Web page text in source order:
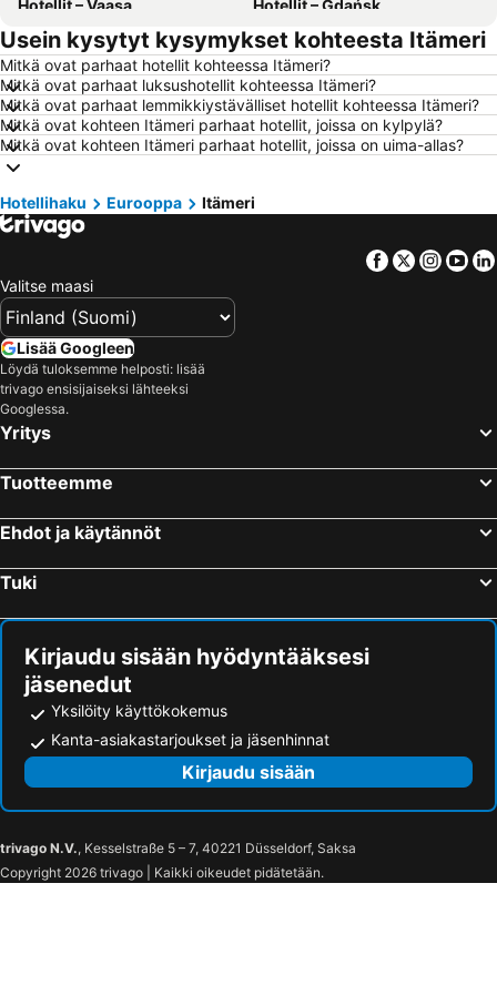
Hotellit – Vaasa
Hotellit – Gdańsk
Hotellit – Rovaniemi
Hotellit – Alanya
Hotellit – Savonlinna
Hotellit – Hämeenlinna
Hotellit – Vantaa
Hotellit – Pariisi
Hotellit – Rooma
Hotellit – Berliini
Hotellit – Kalajoki
Hotellit – Malta
Hotellit – Teneriffa
Hotellit – Aurinkorannikko
Hotellit – Koh Samui
Hotellit – Koh Lanta
Hotellit – Lofoten
Hotellit – Espanja
Hotellit – Malta
Hotellit – Kos Saari
Usein kysytyt kysymykset kohteesta Itämeri
Mitkä ovat parhaat hotellit kohteessa Itämeri?
Mitkä ovat parhaat luksushotellit kohteessa Itämeri?
Mitkä ovat parhaat lemmikkiystävälliset hotellit kohteessa Itämeri?
Mitkä ovat kohteen Itämeri parhaat hotellit, joissa on kylpylä?
Mitkä ovat kohteen Itämeri parhaat hotellit, joissa on uima-allas?
Hotellihaku Eurooppa Itämeri
Facebook
Twitter
Valitse maasi
Lisää Googleen
Löydä tuloksemme helposti: lisää
trivago ensisijaiseksi lähteeksi
Googlessa.
Yritys
Tuotteemme
Ehdot ja käytännöt
Tuki
Kirjaudu sisään hyödyntääksesi
jäsenedut
Yksilöity käyttökokemus
Kanta-asiakastarjoukset ja jäsenhinnat
Kirjaudu sisään
trivago N.V., Kesselstraße 5 – 7, 40221 Düsseldorf, Saksa
Copyright 2026 trivago | Kaikki oikeudet pidätetään.